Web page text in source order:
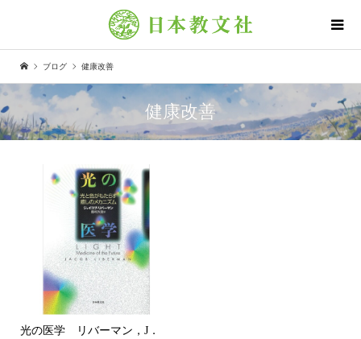
ブログ 健康改善
健康改善
光の医学 リバーマン，J．